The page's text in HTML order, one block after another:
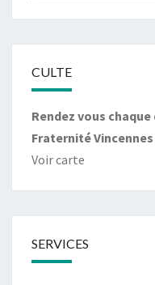
CULTE
Rendez vous chaque
Fraternité Vincennes
Voir carte
SERVICES